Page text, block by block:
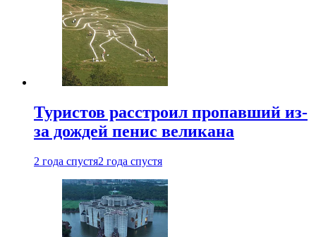
Туристов расстроил пропавший из-
за дождей пенис великана
2 года спустя2 года спустя